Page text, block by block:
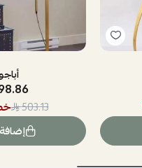
503.13